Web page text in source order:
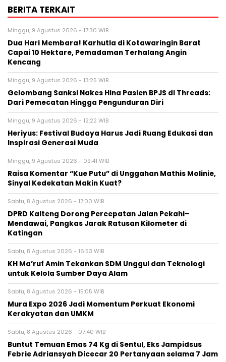
BERITA TERKAIT
Minggu, 9 Agustus 2026 - 17:30 WIB
Dua Hari Membara! Karhutla di Kotawaringin Barat
Capai 10 Hektare, Pemadaman Terhalang Angin
Kencang
Minggu, 9 Agustus 2026 - 13:25 WIB
Gelombang Sanksi Nakes Hina Pasien BPJS di Threads:
Dari Pemecatan Hingga Pengunduran Diri
Minggu, 9 Agustus 2026 - 12:22 WIB
Heriyus: Festival Budaya Harus Jadi Ruang Edukasi dan
Inspirasi Generasi Muda
Minggu, 9 Agustus 2026 - 09:41 WIB
Raisa Komentar “Kue Putu” di Unggahan Mathis Molinie,
Sinyal Kedekatan Makin Kuat?
Sabtu, 8 Agustus 2026 - 17:00 WIB
DPRD Kalteng Dorong Percepatan Jalan Pekahi–
Mendawai, Pangkas Jarak Ratusan Kilometer di
Katingan
Sabtu, 8 Agustus 2026 - 16:53 WIB
KH Ma’ruf Amin Tekankan SDM Unggul dan Teknologi
untuk Kelola Sumber Daya Alam
Sabtu, 8 Agustus 2026 - 15:05 WIB
Mura Expo 2026 Jadi Momentum Perkuat Ekonomi
Kerakyatan dan UMKM
Sabtu, 8 Agustus 2026 - 07:40 WIB
Buntut Temuan Emas 74 Kg di Sentul, Eks Jampidsus
Febrie Adriansyah Dicecar 20 Pertanyaan selama 7 Jam